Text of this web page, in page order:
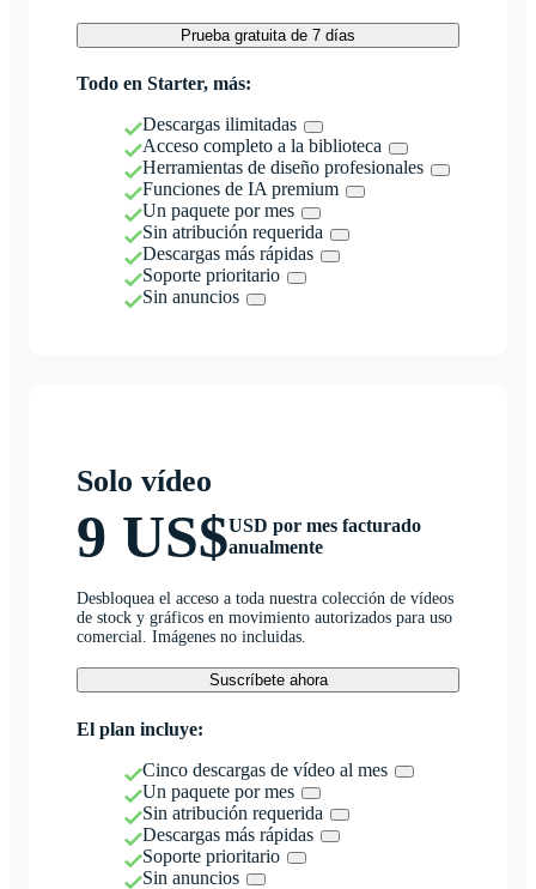
Prueba gratuita de 7 días
Todo en Starter, más:
Descargas ilimitadas
Acceso completo a la biblioteca
Herramientas de diseño profesionales
Funciones de IA premium
Un paquete por mes
Sin atribución requerida
Descargas más rápidas
Soporte prioritario
Sin anuncios
Solo vídeo
9 US$USD por mes facturado
anualmente
Desbloquea el acceso a toda nuestra colección de vídeos
de stock y gráficos en movimiento autorizados para uso
comercial. Imágenes no incluidas.
Suscríbete ahora
El plan incluye:
Cinco descargas de vídeo al mes
Un paquete por mes
Sin atribución requerida
Descargas más rápidas
Soporte prioritario
Sin anuncios